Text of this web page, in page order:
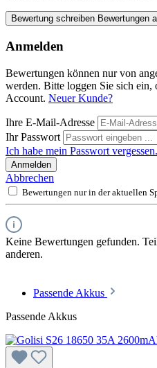
Bewertung schreiben Bewertungen
Anmelden
Bewertungen können nur von
werden. Bitte loggen Sie sich ein,
Account. Neuer Kunde?
Ihre E-Mail-Adresse
Ihr Passwort
Ich habe mein Passwort vergessen.
Anmelden
Abbrechen
Bewertungen nur in der aktuellen
Keine Bewertungen gefunden.
anderen.
Passende Akkus
Passende Akkus